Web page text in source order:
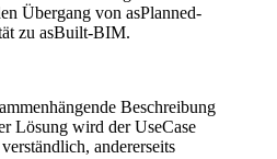
Übergang von asPlanned-
zu asBuilt-BIM.
Beschreibung
Lösung wird der UseCase
andererseits